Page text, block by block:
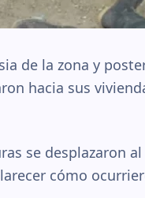
de la zona y
hacia sus
se desplazaron
cómo